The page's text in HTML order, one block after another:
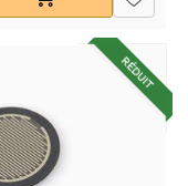
RÉDUIT